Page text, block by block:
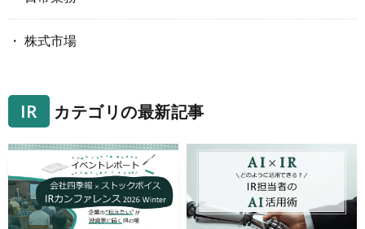
株式市場
IR カテゴリの最新記事